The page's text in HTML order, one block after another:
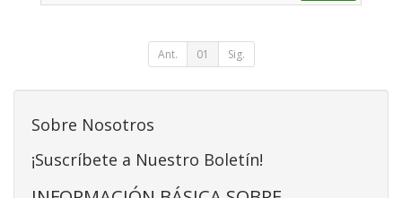
Ant. 01 Sig.
Sobre Nosotros
¡Suscríbete a Nuestro Boletín!